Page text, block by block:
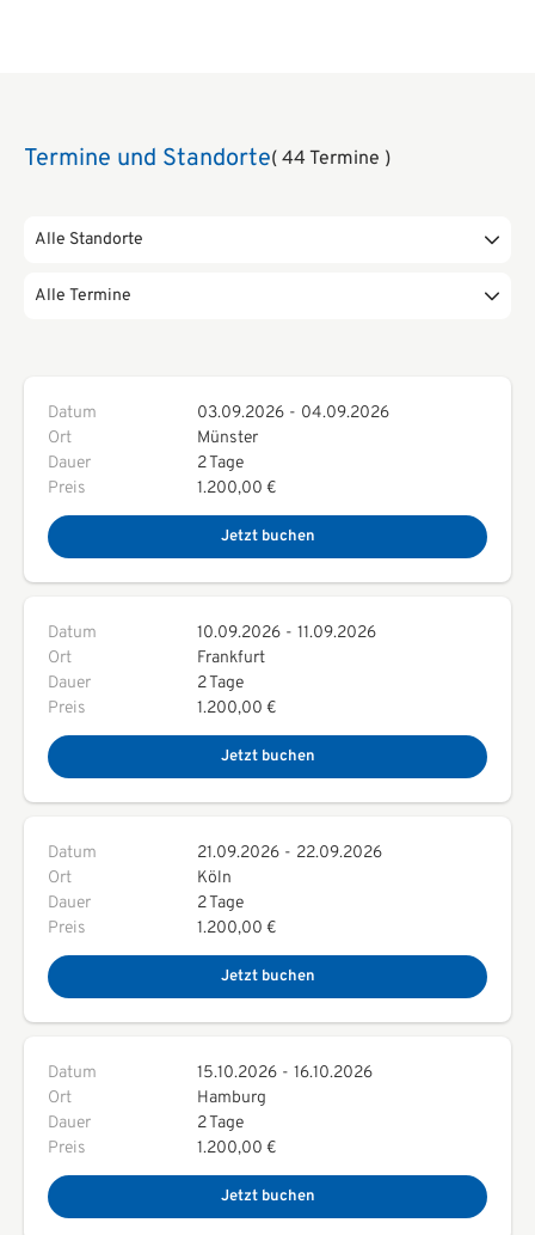
Termine und Standorte( 44 Termine )
Alle Standorte
Alle Termine
Datum 03.09.2026 - 04.09.2026
Ort
Münster
Dauer
2 Tage
Preis
1.200,00 €
Jetzt buchen
Datum 10.09.2026 - 11.09.2026
Ort
Frankfurt
Dauer
2 Tage
Preis
1.200,00 €
Jetzt buchen
Datum 21.09.2026 - 22.09.2026
Ort
Köln
Dauer
2 Tage
Preis
1.200,00 €
Jetzt buchen
Datum 15.10.2026 - 16.10.2026
Ort
Hamburg
Dauer
2 Tage
Preis
1.200,00 €
Jetzt buchen